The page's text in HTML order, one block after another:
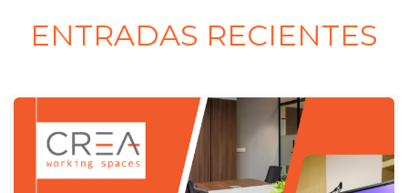
ENTRADAS RECIENTES